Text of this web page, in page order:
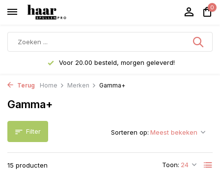
0
Voor 20.00 besteld, morgen geleverd!
Terug Home Merken Gamma+
Gamma+
Filter
15 producten Toon:
Sorteren op: